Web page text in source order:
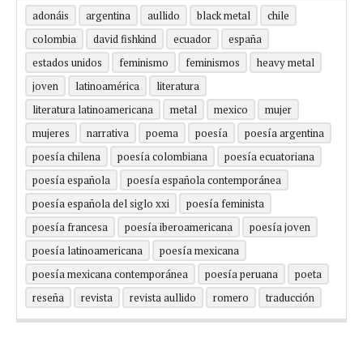
adonáis argentina aullido black metal
chile
colombia
david fishkind ecuador
españa
estados unidos
feminismo feminismos
heavy metal
joven
latinoamérica
literatura
literatura latinoamericana
metal mexico
mujer
mujeres
narrativa poema poesía
poesía argentina
poesía chilena
poesía colombiana
poesía ecuatoriana
poesía española
poesía española contemporánea
poesía española del siglo xxi
poesía feminista
poesía francesa
poesía iberoamericana
poesía joven
poesía latinoamericana
poesía mexicana
poesía mexicana contemporánea
poesía peruana
poeta
reseña
revista revista aullido romero traducción